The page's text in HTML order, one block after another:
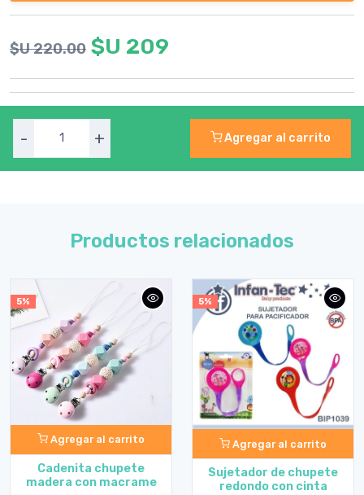
$U 220.00 $U 209
- + Agregar al carrito
Productos relacionados
5%
Agregar al carrito
Cadenita chupete
madera con macrame
5%
Agregar al carrito
Sujetador de chupete
redondo con cinta